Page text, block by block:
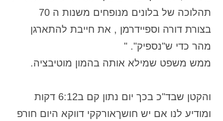
תהלוכה של בלונים מנופחים משנות ה 70
בצורת דורה וספיידרמן , את חייבת להתארגן
מהר כדי ש"נספיק". "
ממש משפט שמילא אותה בהמון מוטיבציה.
והקטן שבד"כ בכך יום נתון קם ב6:12 דקות
ומודיע לנו אם יש חושךאורקקי דווקא היום חורפ